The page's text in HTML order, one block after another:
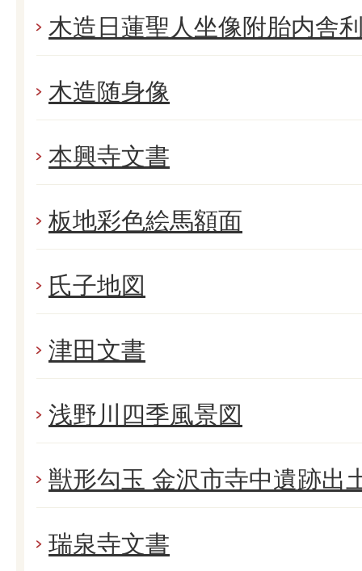
木造日蓮聖人坐像附胎内舎
木造随身像
本興寺文書
板地彩色絵馬額面
氏子地図
津田文書
浅野川四季風景図
獣形勾玉 金沢市寺中遺跡出
瑞泉寺文書